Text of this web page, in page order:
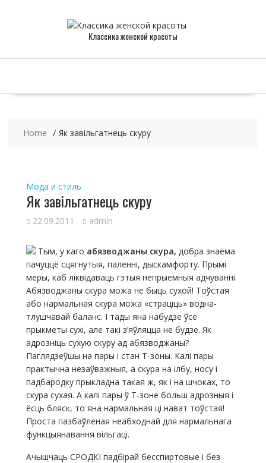
Классика женской красоты
Home Як завільгатнець скуру
Мода и стиль
Як завільгатнець скуру
22.09.2011 admin
Тым, у каго абязводжаны скура, добра знаёма
пачуццё сцягнутыя, паленні, дыскамфорту. Прымі
меры, каб ліквідаваць гэтыя непрыемныя адчуванні.
Абязводжаны скура можа не быць сухой! Тоўстая
або нармальная скура можа «страціць» водна-
тлушчавай баланс. І тады яна набудзе ўсе
прыкметы сухі, але такі з’яўляцца не будзе. Як
адрозніць сухую скуру ад абязводжаны?
Паглядзеўшы на пары і стан Т-зоны. Калі пары
практычна незаўважныя, а скура на ілбу, носу і
падбародку прыкладна такая ж, як і на шчоках, то
скура сухая. А калі пары ў Т-зоне больш адрозныя і
ёсць бляск, то яна нармальная ці нават тоўстая!
Проста пазбаўленая неабходнай для нармальнага
функцыянавання вільгаці.
Ачышчаць СРОДКІ падбірай бесспиртовые і без